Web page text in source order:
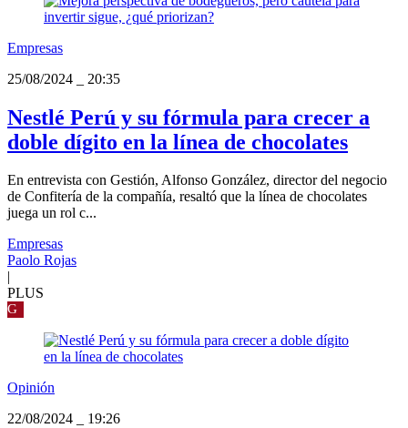
Empresas
25/08/2024
20:35
Nestlé Perú y su fórmula para crecer a
doble dígito en la línea de chocolates
En entrevista con Gestión, Alfonso González, director del negocio
de Confitería de la compañía, resaltó que la línea de chocolates
juega un rol c...
Empresas
Paolo Rojas
PLUS
G
Opinión
22/08/2024
19:26